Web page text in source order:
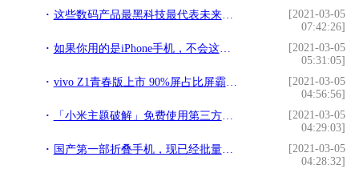
这些数码产品最黑科技最代表未来趋势最时尚，你get了吗？!
[2021-03-05
07:42:26]
如果你用的是iPhone手机，不会这几个拍照技巧，那真是亏大了!
[2021-03-05
05:31:05]
vivo Z1青春版上市 90%屏占比屏霸1098!
[2021-03-05
04:56:56]
「小米主题破解」免费使用第三方主题，支持所有MIUI，无刷机ROOT!
[2021-03-05
04:29:03]
国产第一部折叠手机，现已经批量生产发售，售价9000起步!
[2021-03-05
04:28:32]